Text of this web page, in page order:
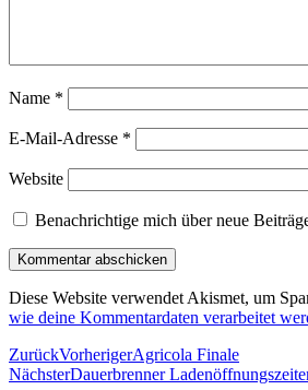
Name *
E-Mail-Adresse *
Website
Benachrichtige mich über neue
Diese Website verwendet Akismet, um
wie deine Kommentardaten verarbeitet
ZurückVorherigerAgricola Finale
NächsterDauerbrenner